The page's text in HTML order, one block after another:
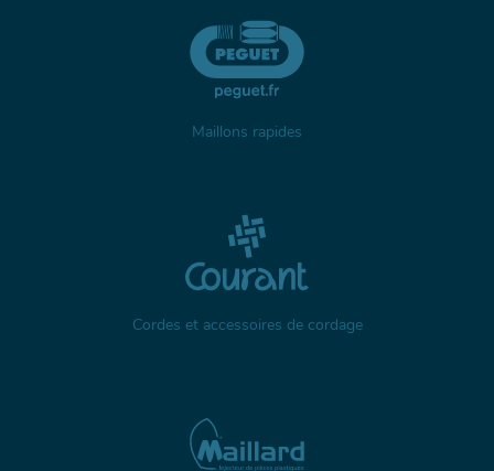
Maillons rapides
Cordes et accessoires de cordage